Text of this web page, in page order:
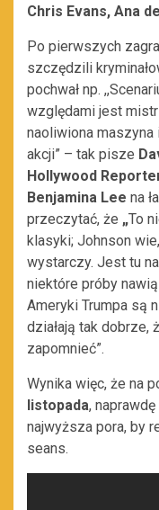
Chris Evans, Ana
Po pierwszych
szczędzili
pochwał np.
względami jest
naoliwiona
akcji” – tak pisze
Hollywood
Benjamina Lee na
przeczytać, że „To
klasyki; Johnson
wystarczy. Jest tu
niektóre próby
Ameryki Trumpa są
działają tak dobrze,
zapomnieć”.
Wynika więc, że na
listopada,
najwyższa pora, by
seans.